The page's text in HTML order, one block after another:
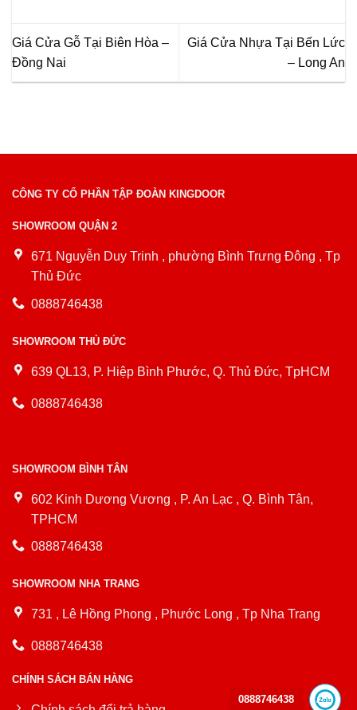
Giá Cửa Gỗ Tại Biên Hòa –
Đồng Nai
Giá Cửa Nhựa Tại Bến Lức
– Long An
CÔNG TY CỔ PHẦN TẬP ĐOÀN KINGDOOR
SHOWROOM QUẬN 2
671 Nguyễn Duy Trinh , phường Bình Trưng Đông , Tp
Thủ Đức
0888746438
SHOWROOM THỦ ĐỨC
639 QL13, P. Hiệp Bình Phước, Q. Thủ Đức, TpHCM
0888746438
SHOWROOM BÌNH TÂN
602 Kinh Dương Vương , P. An Lạc , Q. Bình Tân,
TPHCM
0888746438
SHOWROOM NHA TRANG
731 , Lê Hồng Phong , Phước Long , Tp Nha Trang
0888746438
CHÍNH SÁCH BÁN HÀNG
0888746438